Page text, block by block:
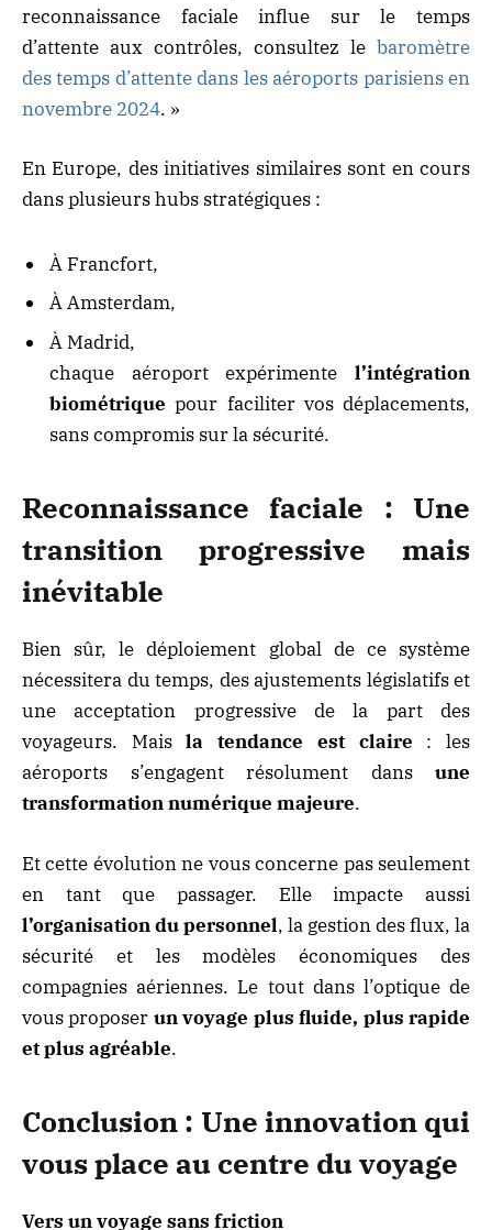
reconnaissance faciale influe sur le temps
d’attente aux contrôles, consultez le baromètre
des temps d’attente dans les aéroports parisiens en
novembre 2024. »
En Europe, des initiatives similaires sont en cours
dans plusieurs hubs stratégiques :
À Francfort,
À Amsterdam,
À Madrid,
chaque aéroport expérimente l’intégration
biométrique pour faciliter vos déplacements,
sans compromis sur la sécurité.
Reconnaissance faciale : Une
transition progressive mais
inévitable
Bien sûr, le déploiement global de ce système
nécessitera du temps, des ajustements législatifs et
une acceptation progressive de la part des
voyageurs. Maisla tendance est claire : les
aéroports s’engagent résolument dans une
transformation numérique majeure.
Et cette évolution ne vous concerne pas seulement
en tant que passager. Elle impacte aussi
l’organisation du personnel, la gestion des flux, la
sécurité et les modèles économiques des
compagnies aériennes. Le tout dans l’optique de
vous proposer un voyage plus fluide, plus rapide
et plus agréable.
Conclusion : Une innovation qui
vous place au centre du voyage
Vers un voyage sans friction